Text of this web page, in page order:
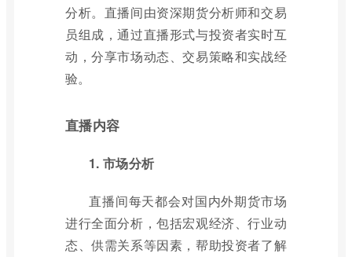
分析。直播间由资深期货分析师和交易
员组成，通过直播形式与投资者实时互
动，分享市场动态、交易策略和实战经
验。
直播内容
1. 市场分析
直播间每天都会对国内外期货市场
进行全面分析，包括宏观经济、行业动
态、供需关系等因素，帮助投资者了解